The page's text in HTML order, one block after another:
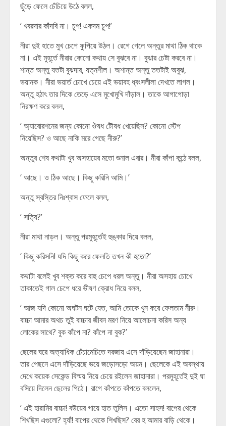
ছুঁড়ে ফেলে চেঁচিয়ে উঠে বলল,
‘ খবরদার কাঁদবি না। চুপ! একদম চুপ!’
নীরা দুই হাতে মুখ চেপে ফুপিয়ে উঠল। রেগে গেলে অন্তুর মাথা ঠিক থাকে
না। এই মুহূর্তে নীরার কোনো কথায় সে বুঝবে না। বুঝার চেষ্টা করবে না।
শান্ত অন্তু যতটা বুঝদার, যত্নশীল। অশান্ত অন্তু ততটাই অবুঝ,
ভয়ানক। নীরা ভয়ার্ত চোখে চেয়ে এই ভয়াবহ ধ্বংসলীলা দেখতে লাগল।
অন্তু হঠাৎ তার দিকে তেড়ে এসে মুখোমুখি দাঁড়াল। তাকে আগাগোড়া
নিরক্ষণ করে বলল,
‘ অ্যাবোরশনের জন্য কোনো ঔষধ টৌষধ খেয়েছিস? কোনো স্টেপ
নিয়েছিস? ও আছে নাকি মরে গেছে নীরু?’
অন্তুর শেষ কথাটা খুব অসহায়ের মতো শুনাল এবার। নীরা কাঁপা কন্ঠে বলল,
‘ আছে। ও ঠিক আছে। কিছু করিনি আমি।’
অন্তু স্বস্তির নিঃশ্বাস ফেলে বলল,
‘ সত্যি?’
নীরা মাথা নাড়ল। অন্তু পরমুহূর্তেই হুঙ্কার দিয়ে বলল,
‘ কিছু করিসনি! যদি কিছু করে ফেলতি তখন কী হতো?’
কথাটা বলেই খুব শক্ত করে বাহু চেপে ধরল অন্তু। নীরা অসহায় চোখে
তাকাতেই গাল চেপে ধরে ভীষণ ক্রোধ নিয়ে বলল,
‘ আজ যদি কোনো অঘটন ঘটে যেত, আমি তোকে খুন করে ফেলতাম নীরু।
বাচ্চা আমার অথচ তুই বাচ্চার জীবন মরণ নিয়ে আলোচনা করিস অন্য
লোকের সাথে? বুক কাঁপে না? কাঁপে না বুক?’
ছেলের ঘরে অত্যাধিক চেঁচামেচিতে দরজায় এসে দাঁড়িয়েছেন জাহানারা।
তার পেছনে এসে দাঁড়িয়েছে ভয়ে জড়োসড়ো অয়ন। ছেলেকে এই অবস্থায়
দেখে কয়েক সেকেন্ড বিস্ময় নিয়ে চেয়ে রইলেন জাহানারা। পরমুহূর্তেই দুই ঘা
বসিয়ে দিলেন ছেলের পিঠে। রাগে কাঁপতে কাঁপতে বললেন,
‘ এই হারামির বাচ্চা! বউয়ের গায়ে হাত তুলিস। এতো সাহস! বাপের থেকে
শিখছিস এগুলো? হ্যাঁ! বাপের থেকে শিখছিস? বের হ আমার বাড়ি থেকে।